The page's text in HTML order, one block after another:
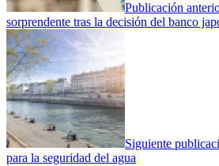
Publicación
sorprendente tras la decisión del banco
Siguiente
para la seguridad del agua